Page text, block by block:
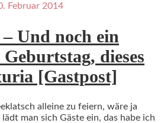
Februar 2014
Und noch ein
dieses
[Gastpost]
alleine zu feiern, wäre ja
man sich Gäste ein, das habe ich